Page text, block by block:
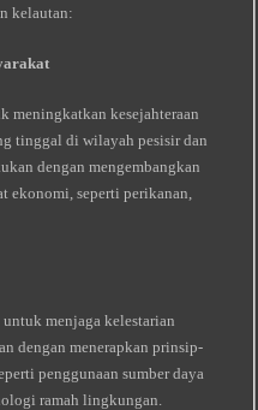
kelautan:
meningkatkan kesejahteraan
tinggal di wilayah pesisir dan
dengan mengembangkan
ekonomi, seperti perikanan,
menjaga kelestarian
dengan menerapkan prinsip-
penggunaan sumber daya
ramah lingkungan.